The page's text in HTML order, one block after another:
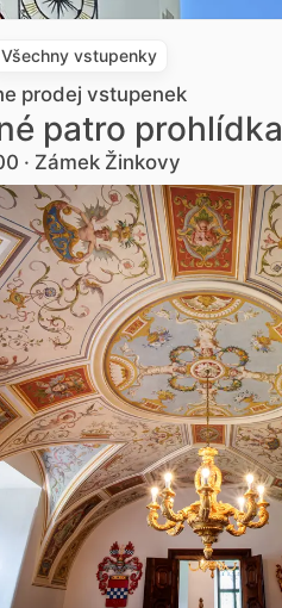
Všechny vstupenky
prodej vstupenek
patro prohlídka
· Zámek Žinkovy